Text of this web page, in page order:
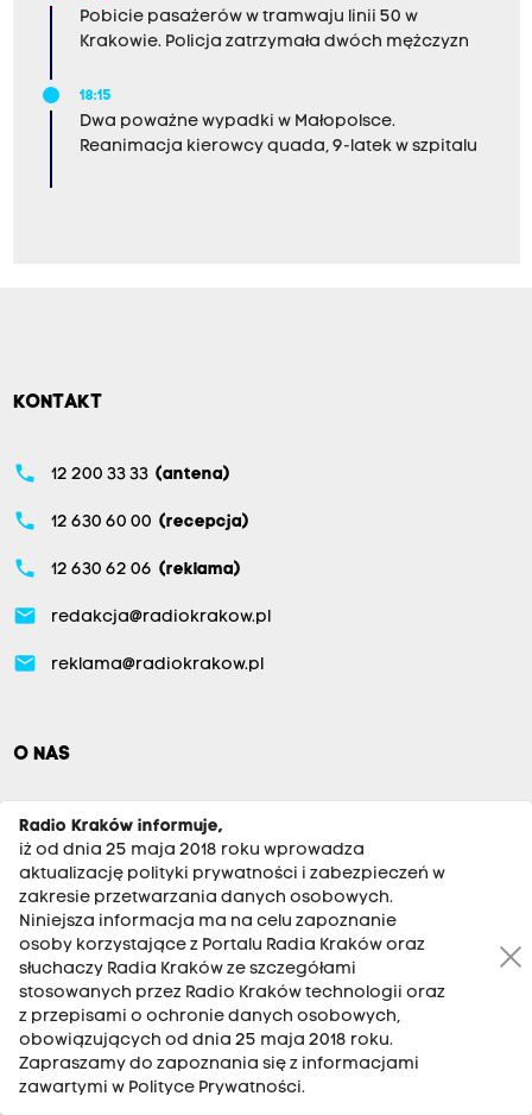
Pobicie pasażerów w tramwaju linii 50 w
Krakowie. Policja zatrzymała dwóch mężczyzn
18:15
Dwa poważne wypadki w Małopolsce.
Reanimacja kierowcy quada, 9-latek w szpitalu
KONTAKT
phone 12 200 33 33 (antena)
phone 12 630 60 00 (recepcja)
phone 12 630 62 06 (reklama)
email redakcja@radiokrakow.pl
email reklama@radiokrakow.pl
O NAS
Aktualności
Kraków
Tarnów
Małopolska Zachodnia
Nowy Sącz
Podhale
Gorlice
Ludzie Radia
Radio Kraków informuje,
iż od dnia 25 maja 2018 roku wprowadza
aktualizację polityki prywatności i zabezpieczeń w
zakresie przetwarzania danych osobowych.
Niniejsza informacja ma na celu zapoznanie
osoby korzystające z Portalu Radia Kraków oraz
słuchaczy Radia Kraków ze szczegółami
stosowanych przez Radio Kraków technologii oraz
z przepisami o ochronie danych osobowych,
obowiązujących od dnia 25 maja 2018 roku.
Zapraszamy do zapoznania się z informacjami
zawartymi w Polityce Prywatności.